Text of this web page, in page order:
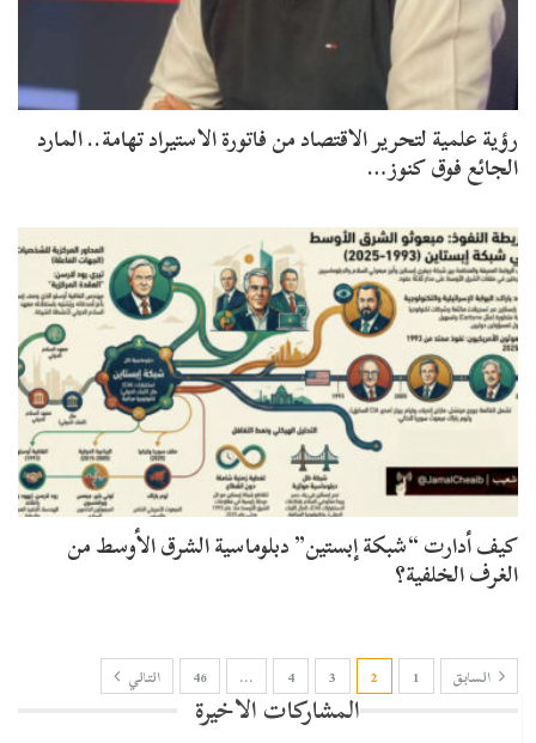
رؤية علمية لتحرير الاقتصاد من فاتورة الاستيراد تهامة.. المارد
الجائع فوق كنوز…
كيف أدارت “شبكة إبستين” دبلوماسية الشرق الأوسط من
الغرف الخلفية؟
السابق 1
2
3
4
…
46 التالي
المشاركات الاخيرة